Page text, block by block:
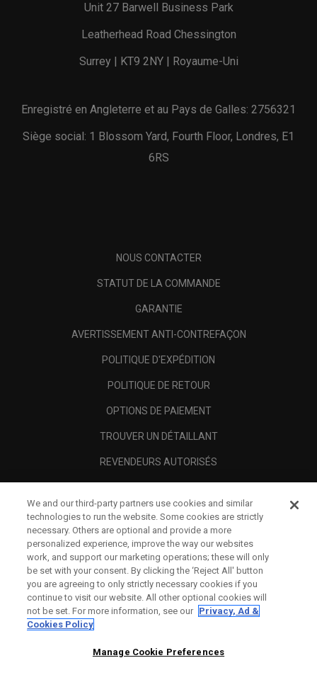
Unit 27 Barwell Business Park
Leatherhead Road Chessington
Surrey | KT9 2NY | Royaume-Uni
Enregistré en Angleterre et au Pays de Galles: 2756321
Siège social: 1 Blossom Yard, Fourth Floor, Londres, E1
6RS
NOUS CONTACTER
STATUT DE LA COMMANDE
GARANTIE
AVERTISSEMENT ANTI-CONTREFAÇON
POLITIQUE D'EXPÉDITION
POLITIQUE DE RETOUR
OPTIONS DE PAIEMENT
TROUVER UN DÉTAILLANT
REVENDEURS AUTORISÉS
A PROPOS
MENTIONS LÉGALES
We and our third-party partners use cookies and similar
technologies to run the website. Some cookies are strictly
necessary. Others are optional and provide a more
personalized experience, improve the way our websites
work, and support our marketing operations; these will only
be set with your consent. By clicking the ‘Reject All' button
you are agreeing to only strictly necessary cookies if you
continue to visit our website. All other optional cookies will
not be set. For more information, see our Privacy, Ad &
Cookies Policy
Manage Cookie Preferences